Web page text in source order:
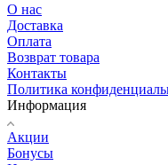
О нас
Доставка
Оплата
Возврат товара
Контакты
Политика
Информация
Акции
Бонусы